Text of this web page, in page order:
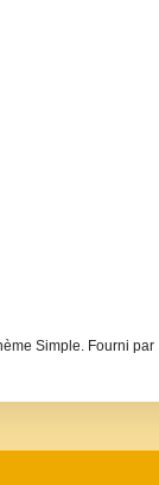
Simple. Fourni par